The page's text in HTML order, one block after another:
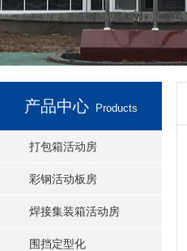
产品中心 Products
打包箱活动房
彩钢活动板房
焊接集装箱活动房
围挡定型化